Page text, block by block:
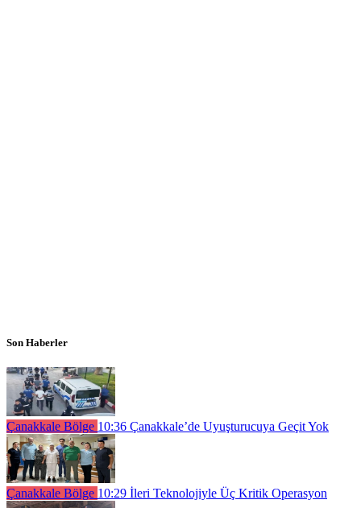
Son Haberler
Çanakkale Bölge 10:36 Çanakkale’de Uyuşturucuya Geçit Yok
Çanakkale Bölge 10:29 İleri Teknolojiyle Üç Kritik Operasyon